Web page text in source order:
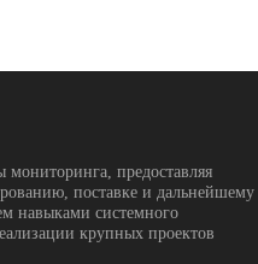
предоставляя
поставке и дальнейшему
навыками системного
крупных проектов